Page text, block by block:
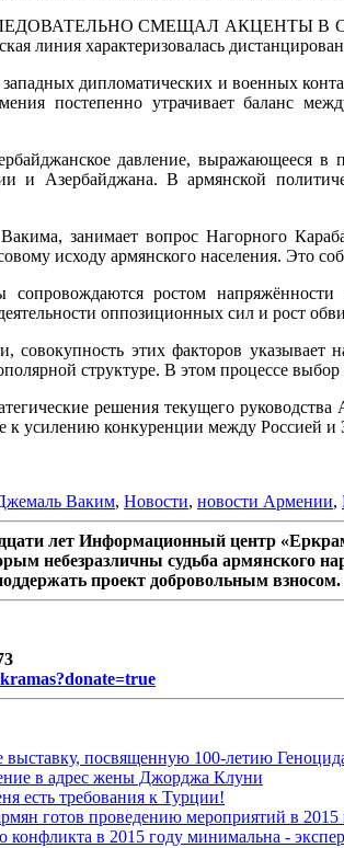
СМЕЩАЛ АКЦЕНТЫ В
линия характеризовалась
дипломатических и военных
постепенно утрачивает баланс
давление,
и Азербайджана. В армянской
занимает вопрос Нагорного
исходу армянского населения. Это
сопровождаются ростом
оппозиционных сил и рост
совокупность этих факторов
структуре. В этом процессе
решения текущего
к усилению конкуренции между Россией
Ваким, Новости, новости Армении,
лет Информационный центр
небезразличны судьба армянского
проект добровольным взносом.
посвященную 100-летию
в адрес жены Джорджа Клуни
есть требования к Турции!
готов проведению мероприятий в 2015
конфликта в 2015 году минимальна -